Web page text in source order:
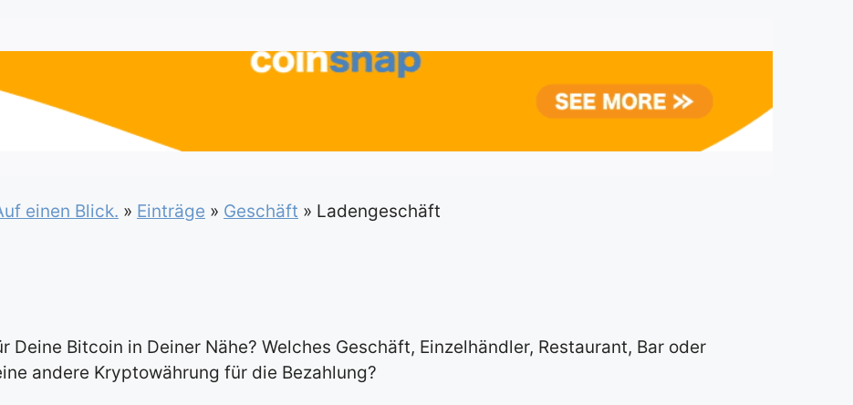
einen Blick. » Einträge » Geschäft » Ladengeschäft
Bitcoin in Deiner Nähe? Welches Geschäft, Einzelhändler, Restaurant, Bar oder
andere Kryptowährung für die Bezahlung?